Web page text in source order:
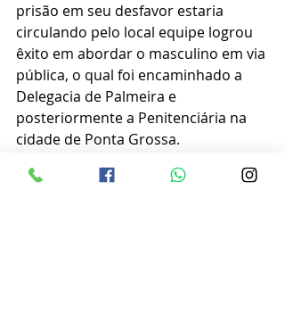
prisão em seu desfavor estaria
circulando pelo local equipe logrou
êxito em abordar o masculino em via
pública, o qual foi encaminhado a
Delegacia de Palmeira e
posteriormente a Penitenciária na
cidade de Ponta Grossa.